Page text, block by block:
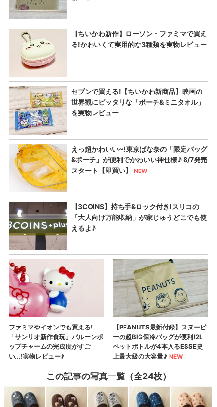
この記事の写真一覧（全24枚）